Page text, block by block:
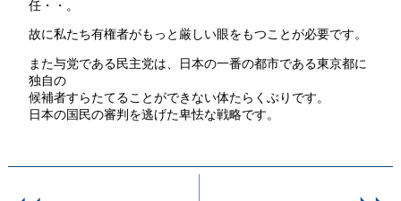
任・・。
故に私たち有権者がもっと厳しい眼をもつことが必要です。
また与党である民主党は、日本の一番の都市である東京都に
独自の
候補者すらたてることができない体たらくぶりです。
日本の国民の審判を逃げた卑怯な戦略です。